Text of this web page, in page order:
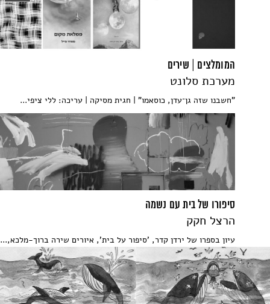
המומלצים | שירים
מערכת סלונט
"חשבנו שזה גן־עדן, כוסאמו" | חגית מסיקה | עריכה: ללי ציפי...
סיפורו של בית עם נשמה
הרצל חקק
עיון בספרו של ירדן קדר, 'סיפור על בית', איורים שירה ברוך-מלכא,...